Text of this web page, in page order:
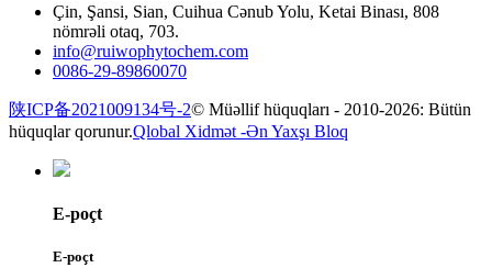
Çin, Şansi, Sian, Cuihua Cənub Yolu, Ketai Binası, 808
nömrəli otaq, 703.
info@ruiwophytochem.com
0086-29-89860070
陕ICP备2021009134号-2© Müəllif hüquqları - 2010-2026: Bütün
hüquqlar qorunur.Qlobal Xidmət -Ən Yaxşı Bloq
E-poçt
E-poçt